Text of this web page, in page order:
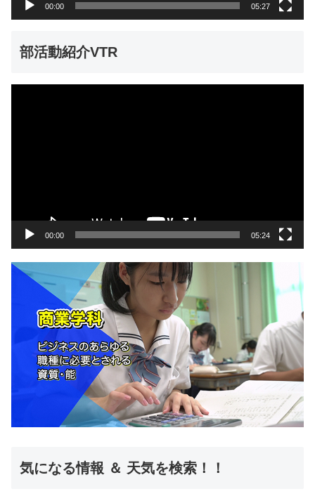
00:00 05:27
部活動紹介VTR
00:00 05:24
気になる情報 ＆ 天気を検索！！